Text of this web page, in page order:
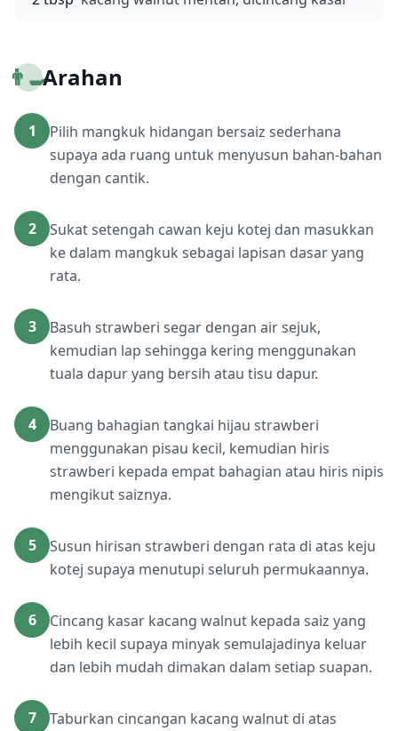
👨‍🍳Arahan
1
Pilih mangkuk hidangan bersaiz sederhana
supaya ada ruang untuk menyusun bahan-bahan
dengan cantik.
2
Sukat setengah cawan keju kotej dan masukkan
ke dalam mangkuk sebagai lapisan dasar yang
rata.
3
Basuh strawberi segar dengan air sejuk,
kemudian lap sehingga kering menggunakan
tuala dapur yang bersih atau tisu dapur.
4
Buang bahagian tangkai hijau strawberi
menggunakan pisau kecil, kemudian hiris
strawberi kepada empat bahagian atau hiris nipis
mengikut saiznya.
5
Susun hirisan strawberi dengan rata di atas keju
kotej supaya menutupi seluruh permukaannya.
6
Cincang kasar kacang walnut kepada saiz yang
lebih kecil supaya minyak semulajadinya keluar
dan lebih mudah dimakan dalam setiap suapan.
7
Taburkan cincangan kacang walnut di atas